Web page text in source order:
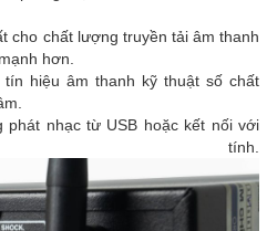
cho chất lượng truyền tải âm thanh
hơn.
hiệu âm thanh kỹ thuật số chất
phát nhạc từ USB hoặc kết nối với
tính.